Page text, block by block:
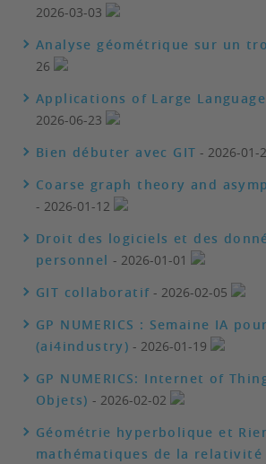
2026-03-03
Analyse géométrique sur un
26
Applications of Large
2026-06-23
Bien débuter avec GIT - 2026-01-
Coarse graph theory and
- 2026-01-12
Droit des logiciels et des
personnel - 2026-01-01
GIT collaboratif - 2026-02-05
GP NUMERICS : Semaine IA
(ai4industry) - 2026-01-19
GP NUMERICS: Internet of
Objets) - 2026-02-02
Géométrie hyperbolique et
mathématiques de la